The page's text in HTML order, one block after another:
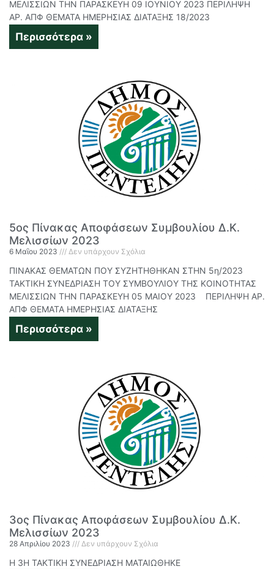
ΜΕΛΙΣΣΙΩΝ ΤΗΝ ΠΑΡΑΣΚΕΥΗ 09 ΙΟΥΝΙΟΥ 2023 ΠΕΡΙΛΗΨΗ
ΑΡ. ΑΠΦ ΘΕΜΑΤΑ ΗΜΕΡΗΣΙΑΣ ΔΙΑΤΑΞΗΣ 18/2023
Περισσότερα »
5ος Πίνακας Αποφάσεων Συμβουλίου Δ.Κ.
Μελισσίων 2023
6 Μαΐου 2023 Δεν υπάρχουν Σχόλια
ΠΙΝΑΚΑΣ ΘΕΜΑΤΩΝ ΠΟΥ ΣΥΖΗΤΗΘΗΚΑΝ ΣΤΗΝ 5η/2023
ΤΑΚΤΙΚΗ ΣΥΝΕΔΡΙΑΣΗ ΤΟΥ ΣΥΜΒΟΥΛΙΟΥ ΤΗΣ ΚΟΙΝΟΤΗΤΑΣ
ΜΕΛΙΣΣΙΩΝ ΤΗΝ ΠΑΡΑΣΚΕΥΗ 05 ΜΑΙΟΥ 2023 ΠΕΡΙΛΗΨΗ ΑΡ.
ΑΠΦ ΘΕΜΑΤΑ ΗΜΕΡΗΣΙΑΣ ΔΙΑΤΑΞΗΣ
Περισσότερα »
3ος Πίνακας Αποφάσεων Συμβουλίου Δ.Κ.
Μελισσίων 2023
28 Απριλίου 2023 Δεν υπάρχουν Σχόλια
Η 3Η ΤΑΚΤΙΚΗ ΣΥΝΕΔΡΙΑΣΗ ΜΑΤΑΙΩΘΗΚΕ